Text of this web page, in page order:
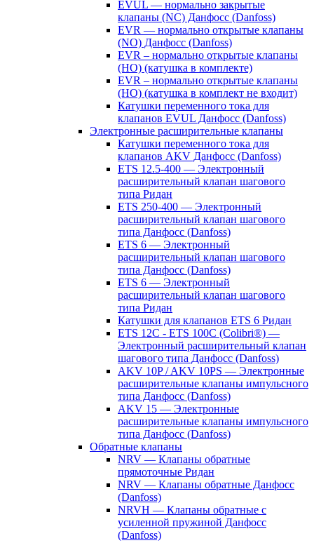
EVUL — нормально закрытые
клапаны (NC) Данфосс (Danfoss)
EVR — нормально открытые клапаны
(NO) Данфосс (Danfoss)
EVR – нормально открытые клапаны
(НО) (катушка в комплекте)
EVR – нормально открытые клапаны
(НО) (катушка в комплект не входит)
Катушки переменного тока для
клапанов EVUL Данфосс (Danfoss)
Электронные расширительные клапаны
Катушки переменного тока для
клапанов AKV Данфосс (Danfoss)
ETS 12.5-400 — Электронный
расширительный клапан шагового
типа Ридан
ETS 250-400 — Электронный
расширительный клапан шагового
типа Данфосс (Danfoss)
ETS 6 — Электронный
расширительный клапан шагового
типа Данфосс (Danfoss)
ETS 6 — Электронный
расширительный клапан шагового
типа Ридан
Катушки для клапанов ETS 6 Ридан
ETS 12C - ETS 100C (Colibri®) —
Электронный расширительный клапан
шагового типа Данфосс (Danfoss)
AKV 10P / AKV 10PS — Электронные
расширительные клапаны импульсного
типа Данфосс (Danfoss)
AKV 15 — Электронные
расширительные клапаны импульсного
типа Данфосс (Danfoss)
Обратные клапаны
NRV — Клапаны обратные
прямоточные Ридан
NRV — Клапаны обратные Данфосс
(Danfoss)
NRVH — Клапаны обратные с
усиленной пружиной Данфосс
(Danfoss)